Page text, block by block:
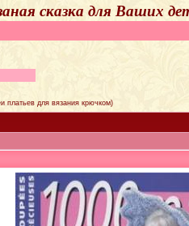
сказка для Ваших
платьев для вязания крючком)